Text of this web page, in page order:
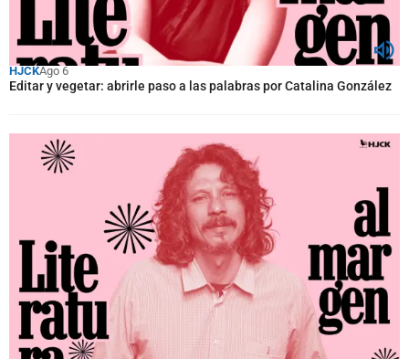
HJCKAgo 6
Editar y vegetar: abrirle paso a las palabras por Catalina González